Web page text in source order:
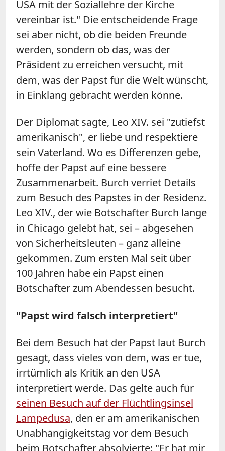
USA mit der Soziallehre der Kirche
vereinbar ist." Die entscheidende Frage
sei aber nicht, ob die beiden Freunde
werden, sondern ob das, was der
Präsident zu erreichen versucht, mit
dem, was der Papst für die Welt wünscht,
in Einklang gebracht werden könne.
Der Diplomat sagte, Leo XIV. sei "zutiefst
amerikanisch", er liebe und respektiere
sein Vaterland. Wo es Differenzen gebe,
hoffe der Papst auf eine bessere
Zusammenarbeit. Burch verriet Details
zum Besuch des Papstes in der Residenz.
Leo XIV., der wie Botschafter Burch lange
in Chicago gelebt hat, sei – abgesehen
von Sicherheitsleuten – ganz alleine
gekommen. Zum ersten Mal seit über
100 Jahren habe ein Papst einen
Botschafter zum Abendessen besucht.
"Papst wird falsch interpretiert"
Bei dem Besuch hat der Papst laut Burch
gesagt, dass vieles von dem, was er tue,
irrtümlich als Kritik an den USA
interpretiert werde. Das gelte auch für
seinen Besuch auf der Flüchtlingsinsel
Lampedusa, den er am amerikanischen
Unabhängigkeitstag vor dem Besuch
beim Botschafter absolvierte: "Er hat mir